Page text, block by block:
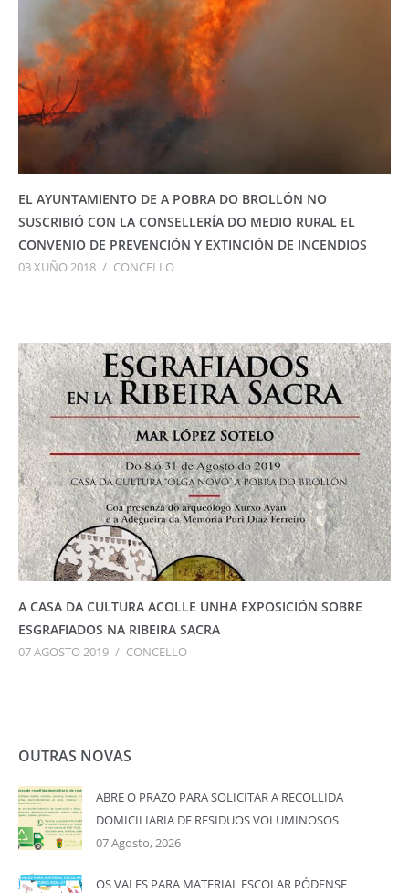
EL AYUNTAMIENTO DE A POBRA DO BROLLÓN NO
SUSCRIBIÓ CON LA CONSELLERÍA DO MEDIO RURAL EL
CONVENIO DE PREVENCIÓN Y EXTINCIÓN DE INCENDIOS
03 XUÑO 2018 / CONCELLO
A CASA DA CULTURA ACOLLE UNHA EXPOSICIÓN SOBRE
ESGRAFIADOS NA RIBEIRA SACRA
07 AGOSTO 2019 / CONCELLO
OUTRAS NOVAS
ABRE O PRAZO PARA SOLICITAR A RECOLLIDA
DOMICILIARIA DE RESIDUOS VOLUMINOSOS
07 Agosto, 2026
OS VALES PARA MATERIAL ESCOLAR PÓDENSE